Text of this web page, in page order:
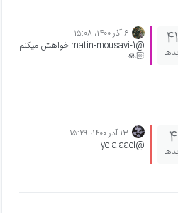
۶ آذر ۱۴۰۰،‏ ۱۵:۰۸
@matin-mousavi-1 خواهش میکنم
🙏🏻
۱۳ آذر ۱۴۰۰،‏ ۱۵:۲۹
@ye-alaaei